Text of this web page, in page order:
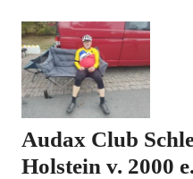
Inhalt
springen
Audax Club
Holstein v. 2000